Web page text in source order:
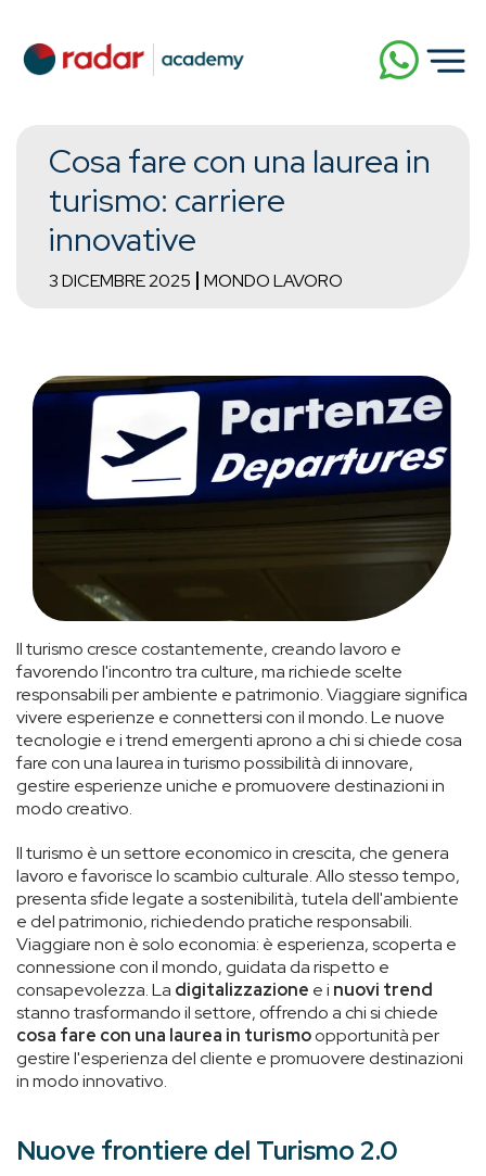
Cosa fare con una laurea in
turismo: carriere
innovative
3 DICEMBRE 2025 MONDO LAVORO
Il turismo cresce costantemente, creando lavoro e
favorendo l'incontro tra culture, ma richiede scelte
responsabili per ambiente e patrimonio. Viaggiare significa
vivere esperienze e connettersi con il mondo. Le nuove
tecnologie e i trend emergenti aprono a chi si chiede cosa
fare con una laurea in turismo possibilità di innovare,
gestire esperienze uniche e promuovere destinazioni in
modo creativo.
Il turismo è un settore economico in crescita, che genera
lavoro e favorisce lo scambio culturale. Allo stesso tempo,
presenta sfide legate a sostenibilità, tutela dell'ambiente
e del patrimonio, richiedendo pratiche responsabili.
Viaggiare non è solo economia: è esperienza, scoperta e
connessione con il mondo, guidata da rispetto e
consapevolezza. La digitalizzazione e i nuovi trend
stanno trasformando il settore, offrendo a chi si chiede
cosa fare con una laurea in turismoopportunità per
gestire l'esperienza del cliente e promuovere destinazioni
in modo innovativo.
Nuove frontiere del Turismo 2.0